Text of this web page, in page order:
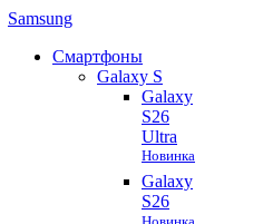
Samsung
Смартфоны
Galaxy S
Galaxy
S26
Ultra
Новинка
Galaxy
S26
Новинка